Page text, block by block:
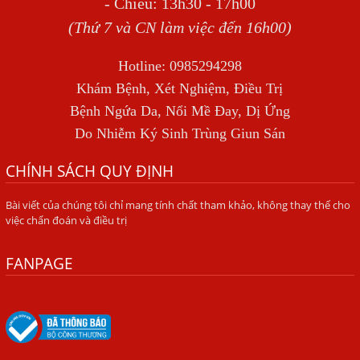
TỔNG QUAN VỀ NHIỄM GIUN LƯƠN
Đầu Hàng Vì Trị Nhiều Lần Không Khỏi
NHIỄM TRÙNG NÃO DO AMIP, VIÊM MÀNG NÃO DO AMIP
NGUYÊN PHÁT
Trị Bệnh Hôi Miệng Do Nhiễm Ký Sinh Trùng Giun Sán
Có Nên Quá Lo Lắng Khi Bị Ngứa Kéo Dài Do Nhiễm Giun
Đũa Chó Mèo?
Viêm Da Dị Ứng Kéo Dài Tôi Chỉ Mong Tìm Được Nguyên
Mẩn Ngứa Da Do Giun Sán Cách Phát Hiện Nhiễm Sán
Trong Máu Gây Ngứa
(Thứ 7 và CN làm việc đến 16h00)
Hotline: 0985294298
Khám Bệnh, Xét Nghiệm, Điều Trị
Bệnh Ngứa Da, Nổi Mề Đay, Dị Ứng
Do Nhiễm Ký Sinh Trùng Giun Sán
CHÍNH SÁCH QUY ĐỊNH
Bài viết của chúng tôi chỉ mang tính chất tham khảo, không thay thế cho
việc chẩn đoán và điều trị
FANPAGE